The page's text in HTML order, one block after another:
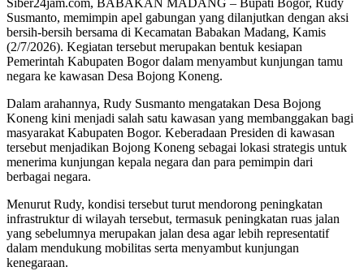
Siber24jam.com, BABAKAN MADANG – Bupati Bogor, Rudy
Susmanto, memimpin apel gabungan yang dilanjutkan dengan aksi
bersih-bersih bersama di Kecamatan Babakan Madang, Kamis
(2/7/2026). Kegiatan tersebut merupakan bentuk kesiapan
Pemerintah Kabupaten Bogor dalam menyambut kunjungan tamu
negara ke kawasan Desa Bojong Koneng.
Dalam arahannya, Rudy Susmanto mengatakan Desa Bojong
Koneng kini menjadi salah satu kawasan yang membanggakan bagi
masyarakat Kabupaten Bogor. Keberadaan Presiden di kawasan
tersebut menjadikan Bojong Koneng sebagai lokasi strategis untuk
menerima kunjungan kepala negara dan para pemimpin dari
berbagai negara.
Menurut Rudy, kondisi tersebut turut mendorong peningkatan
infrastruktur di wilayah tersebut, termasuk peningkatan ruas jalan
yang sebelumnya merupakan jalan desa agar lebih representatif
dalam mendukung mobilitas serta menyambut kunjungan
kenegaraan.